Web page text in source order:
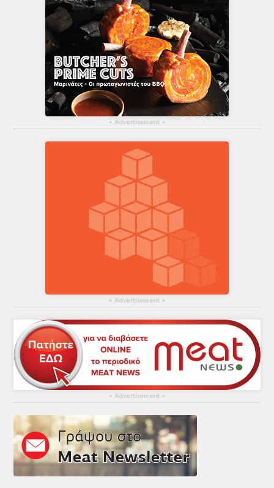
▴ Advertisement ▴
▴ Advertisement ▴
▴ Advertisement ▴